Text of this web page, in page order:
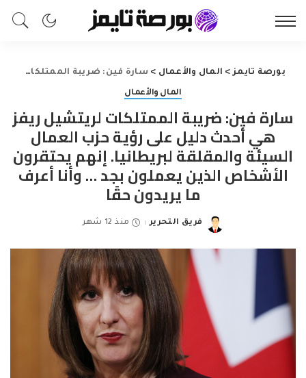
بورصة تايمز> المال والأعمال > سارة فين: ضريبة الممتلكات لريتشيل ريفز هي أحدث دليل على رؤية حزب العمال السيئة والمقلقة لبريطانيا. إنهم يحتقرون الأشخاص الذين يعملون بجد … وأنا أعرف ما يريدون حقًا
المال والأعمال
سارة فين: ضريبة الممتلكات لريتشيل ريفز
هي أحدث دليل على رؤية حزب العمال
السيئة والمقلقة لبريطانيا. إنهم يحتقرون
الأشخاص الذين يعملون بجد … وأنا أعرف
ما يريدون حقًا
Posted
فريق التحرير منذ 12 شهر